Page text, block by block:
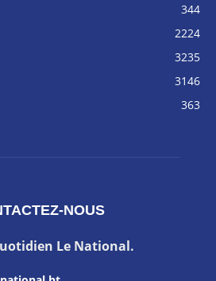
344
2224
3235
3146
363
NOUS
Le National.